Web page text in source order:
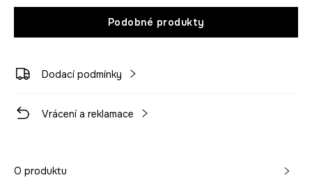
Podobné produkty
Dodací podmínky
Vrácení a reklamace
O produktu